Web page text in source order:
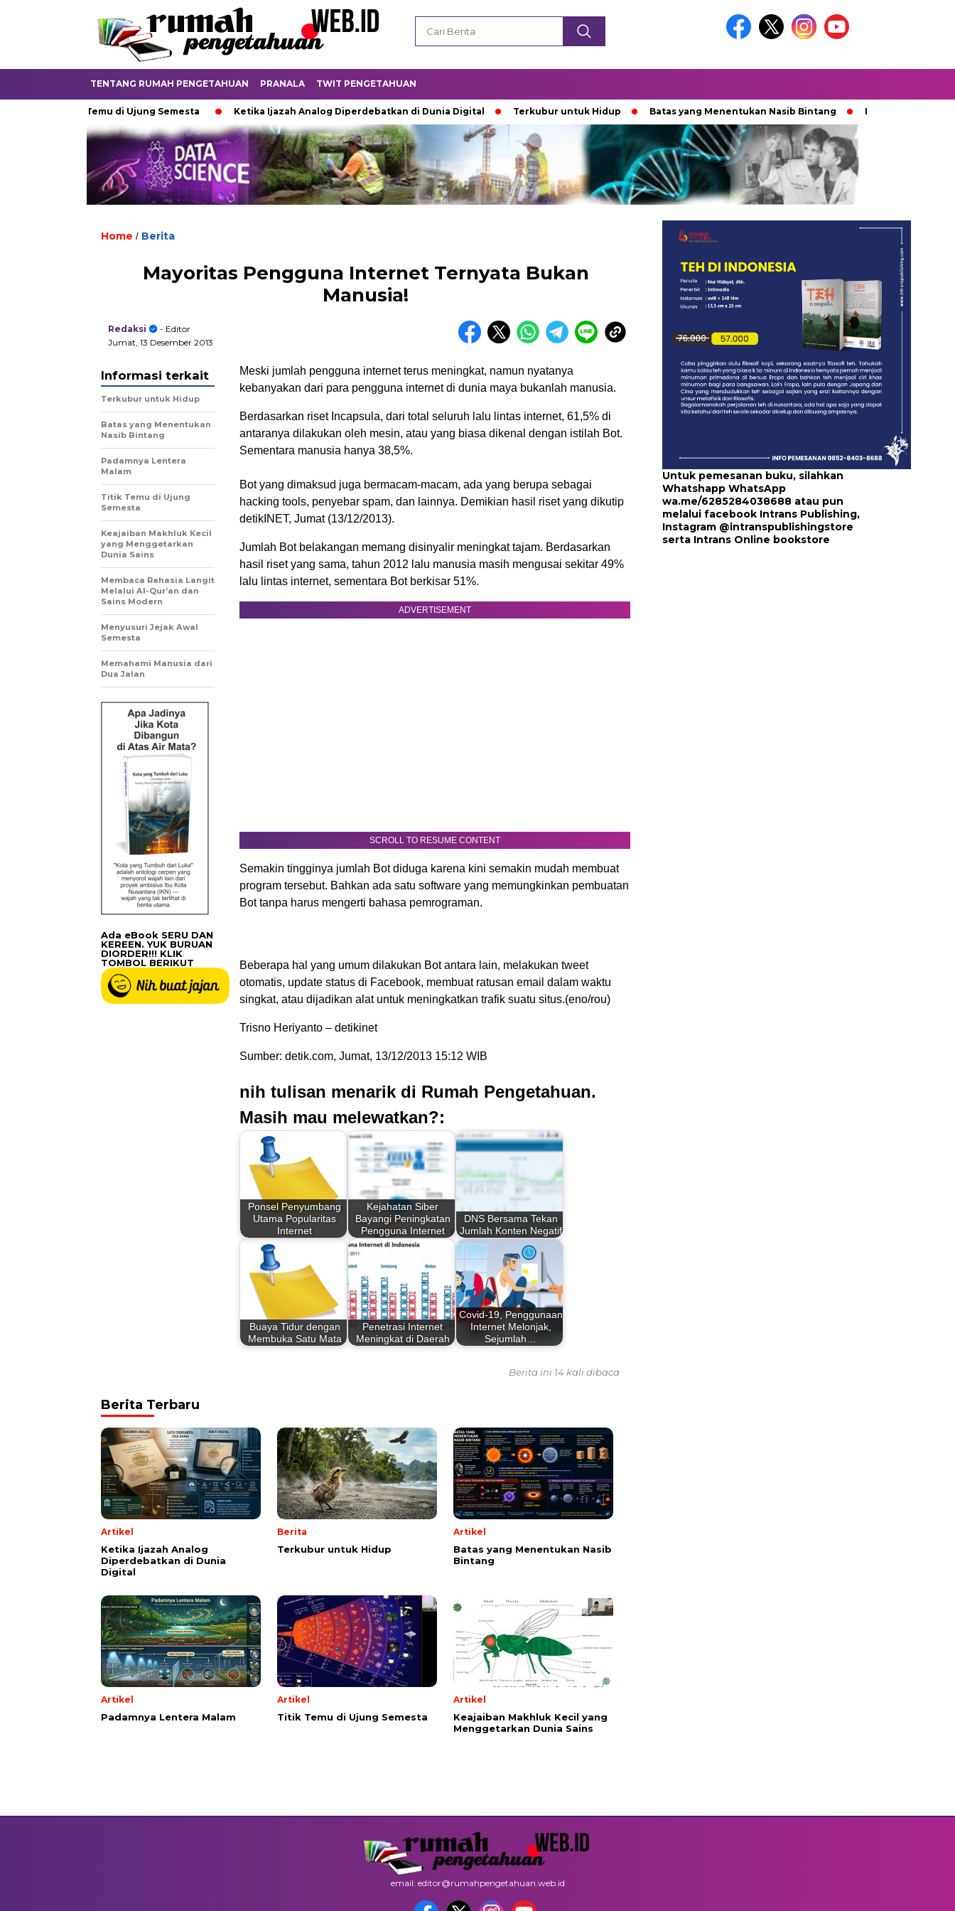
TENTANG RUMAH PENGETAHUAN PRANALA TWIT PENGETAHUAN
Titik Temu di Ujung Semesta Ketika Ijazah Analog Diperdebatkan di Dunia Digital Terkubur untuk Hidup Batas yang Menentukan Nasib Bintang Padamnya Lentera Malam
Home / Berita
Mayoritas Pengguna Internet Ternyata Bukan
Manusia!
Redaksi
- Editor
Jumat, 13 Desember 2013
Meski jumlah pengguna internet terus meningkat, namun nyatanya
kebanyakan dari para pengguna internet di dunia maya bukanlah manusia.
Berdasarkan riset Incapsula, dari total seluruh lalu lintas internet, 61,5% di
antaranya dilakukan oleh mesin, atau yang biasa dikenal dengan istilah Bot.
Sementara manusia hanya 38,5%.
Bot yang dimaksud juga bermacam-macam, ada yang berupa sebagai
hacking tools, penyebar spam, dan lainnya. Demikian hasil riset yang dikutip
detikINET, Jumat (13/12/2013).
Jumlah Bot belakangan memang disinyalir meningkat tajam. Berdasarkan
hasil riset yang sama, tahun 2012 lalu manusia masih mengusai sekitar 49%
lalu lintas internet, sementara Bot berkisar 51%.
ADVERTISEMENT
SCROLL TO RESUME CONTENT
Semakin tingginya jumlah Bot diduga karena kini semakin mudah membuat
program tersebut. Bahkan ada satu software yang memungkinkan pembuatan
Bot tanpa harus mengerti bahasa pemrograman.
Beberapa hal yang umum dilakukan Bot antara lain, melakukan tweet
otomatis, update status di Facebook, membuat ratusan email dalam waktu
singkat, atau dijadikan alat untuk meningkatkan trafik suatu situs.(eno/rou)
Trisno Heriyanto – detikinet
Sumber: detik.com, Jumat, 13/12/2013 15:12 WIB
nih tulisan menarik di Rumah Pengetahuan.
Masih mau melewatkan?:
Ponsel Penyumbang
Utama Popularitas
Internet
Kejahatan Siber
Bayangi Peningkatan
Pengguna Internet
DNS Bersama Tekan
Jumlah Konten Negatif
Buaya Tidur dengan
Membuka Satu Mata
Penetrasi Internet
Meningkat di Daerah
Covid-19, Penggunaan
Internet Melonjak,
Sejumlah…
Informasi terkait
Terkubur untuk Hidup
Batas yang Menentukan
Nasib Bintang
Padamnya Lentera
Malam
Titik Temu di Ujung
Semesta
Keajaiban Makhluk Kecil
yang Menggetarkan
Dunia Sains
Membaca Rahasia Langit
Melalui Al-Qur’an dan
Sains Modern
Menyusuri Jejak Awal
Semesta
Memahami Manusia dari
Dua Jalan
Ada eBook SERU DAN
KEREEN. YUK BURUAN
DIORDER!!! KLIK
TOMBOL BERIKUT
Berita ini 14 kali dibaca
Berita Terbaru
Artikel
Ketika Ijazah Analog
Diperdebatkan di Dunia
Digital
Berita
Terkubur untuk Hidup
Artikel
Batas yang Menentukan Nasib
Bintang
Artikel
Padamnya Lentera Malam
Artikel
Titik Temu di Ujung Semesta
Artikel
Keajaiban Makhluk Kecil yang
Menggetarkan Dunia Sains
Untuk pemesanan buku, silahkan
Whatshapp WhatsApp
wa.me/6285284038688 atau pun
melalui facebook Intrans Publishing,
Instagram @intranspublishingstore
serta Intrans Online bookstore
email: editor@rumahpengetahuan.web.id